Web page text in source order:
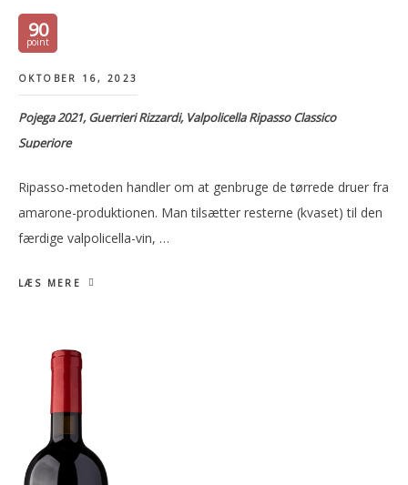
90
OKTOBER 16, 2023
Pojega 2021, Guerrieri Rizzardi, Valpolicella Ripasso Classico
Superiore
Ripasso-metoden handler om at genbruge de tørrede druer fra
amarone-produktionen. Man tilsætter resterne (kvaset) til den
færdige valpolicella-vin, …
LÆS MERE